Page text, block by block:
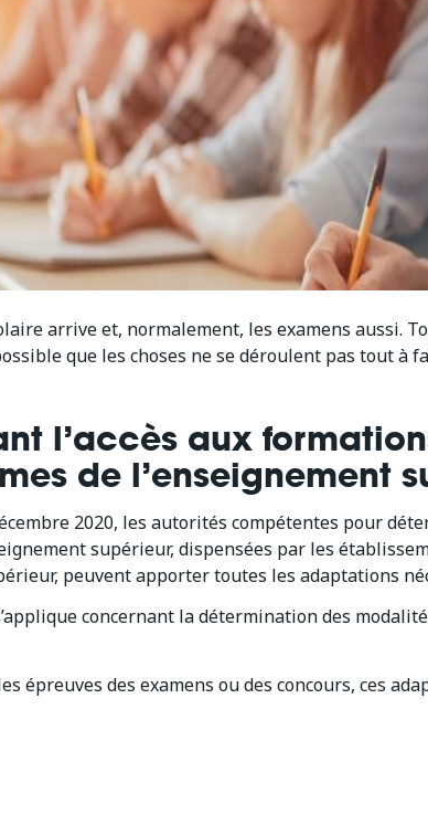
arrive et, normalement, les examens aussi.
que les choses ne se déroulent pas tout à
l’accès aux
de l’enseignement
2020, les autorités compétentes pour
supérieur, dispensées par les
peuvent apporter toutes les adaptations
concernant la détermination des
épreuves des examens ou des concours, ces